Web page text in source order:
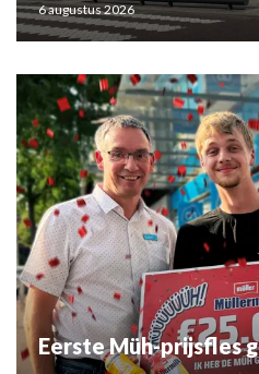
6 augustus 2026
Eerste Müh-prijsfles